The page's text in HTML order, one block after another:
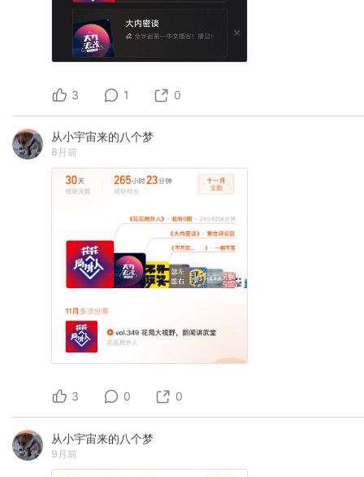
3 1 0
从小宇宙来的八个梦
8月前
3 0 0
从小宇宙来的八个梦
9月前